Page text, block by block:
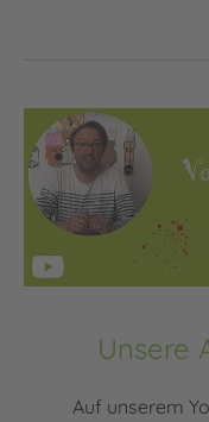
Unsere
Auf unserem